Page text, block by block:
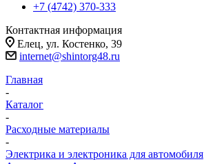
+7 (4742) 370-333
Контактная информация
Елец, ул. Костенко, 39
internet@shintorg48.ru
Главная
-
Каталог
-
Расходные материалы
-
Электрика и электроника для автомобиля